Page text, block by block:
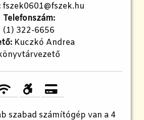
fszek0601@fszek.hu
Telefonszám:
(1) 322-6656
Kuczkó Andrea
szabad számítógép van a 4